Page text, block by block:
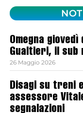
Omegna
Gualtieri, il sub
26 Maggio 2026
Disagi su treni
assessore
segnalazioni